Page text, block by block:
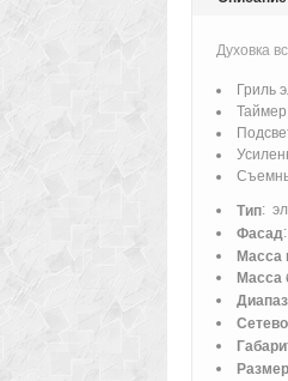
Духовка
Гриль
Тип:
Фасад
Масса
Масса